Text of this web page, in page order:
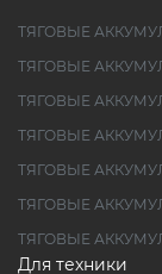
ТЯГОВЫЕ
ТЯГОВЫЕ
ТЯГОВЫЕ
ТЯГОВЫЕ
ТЯГОВЫЕ
ТЯГОВЫЕ
ТЯГОВЫЕ
Для техники